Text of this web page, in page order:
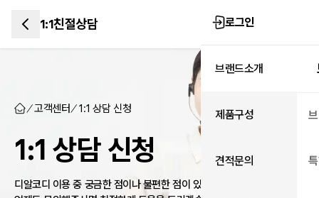
1:1친절상담 로그인
브랜드소개
제품구성
견적문의
고객센터 1:1 상담 신청
1:1 상담 신청
디알코디 이용 중 궁금한 점이나 불편한 점이 있으신가요?